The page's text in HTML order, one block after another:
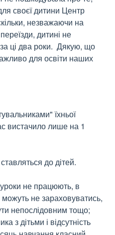
своєї дитини Центр
незважаючи на
дитині не
ці два роки.  Дякую, що
для освіти наших
їхньої
вистачило лише на 1
до дітей.
не працюють, в
можуть не зараховуватись,
непослідовним тощо;
з дітьми і відсутність